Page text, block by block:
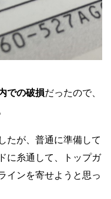
での破損だったので、
たが、普通に準備して
に糸通して、トップガ
インを寄せようと思っ